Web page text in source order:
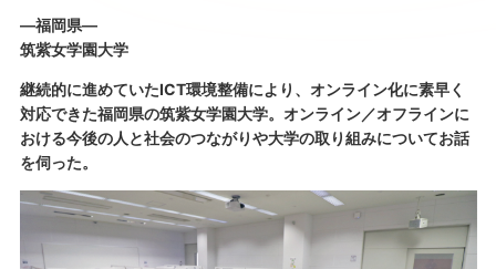
―福岡県―
筑紫女学園大学
継続的に進めていたICT環境整備により、オンライン化に素早く
対応できた福岡県の筑紫女学園大学。オンライン／オフラインに
おける今後の人と社会のつながりや大学の取り組みについてお話
を伺った。